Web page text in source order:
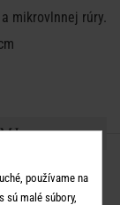
mikrovlnnej rúry.
používame na
sú malé súbory,